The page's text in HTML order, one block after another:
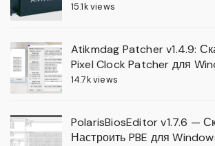
15.1k views
Atikmdag Patcher v1.4.9:
Pixel Clock Patcher для
14.7k views
PolarisBiosEditor v1.7.6 —
Настроить PBE для